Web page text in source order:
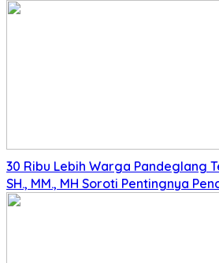
30 Ribu Lebih Warga Pandeglang
SH., MM., MH Soroti Pentingnya